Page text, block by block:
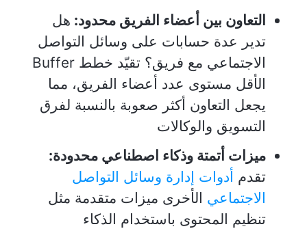
التعاون بين أعضاء الفريق محدود: هل
تدير عدة حسابات على وسائل التواصل
الاجتماعي مع فريق؟ تقيّد خطط Buffer
الأقل مستوى عدد أعضاء الفريق، مما
يجعل التعاون أكثر صعوبة بالنسبة لفرق
التسويق والوكالات
ميزات أتمتة وذكاء اصطناعي محدودة:
تقدم أدوات إدارة وسائل التواصل
الاجتماعي الأخرى ميزات متقدمة مثل
تنظيم المحتوى باستخدام الذكاء